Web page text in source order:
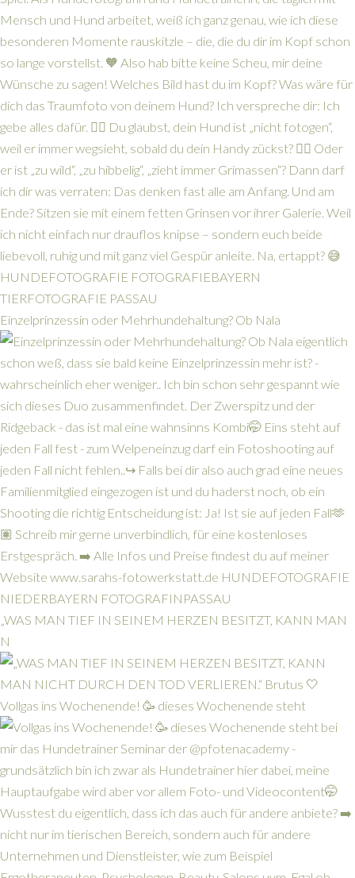
Einzelprinzessin oder Mehrhundehaltung? Ob Nala
„WAS MAN TIEF IN SEINEM HERZEN BESITZT, KANN MAN
N
Vollgas ins Wochenende! 🥳 dieses Wochenende steht